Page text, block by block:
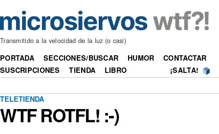
Transmitido a la velocidad de la luz (o casi)
PORTADA SECCIONES/BUSCAR HUMOR
CONTACTAR
SUSCRIPCIONES
TIENDA LIBRO ¡SALTA!
TELETIENDA
WTF ROTFL! :-)